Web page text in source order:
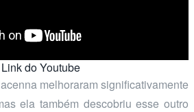
Link do Youtube
melhoraram significativamente
ela também descobriu esse outro